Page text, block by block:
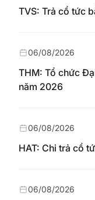
TVS: Trả cổ tức
THM: Tổ chức
năm 2026
06/08/2026
HAT: Chi trả cổ
06/08/2026
06/08/2026